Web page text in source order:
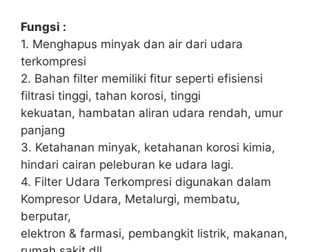
Fungsi :
1. Menghapus minyak dan air dari udara
terkompresi
2. Bahan filter memiliki fitur seperti efisiensi
filtrasi tinggi, tahan korosi, tinggi
kekuatan, hambatan aliran udara rendah, umur
panjang
3. Ketahanan minyak, ketahanan korosi kimia,
hindari cairan peleburan ke udara lagi.
4. Filter Udara Terkompresi digunakan dalam
Kompresor Udara, Metalurgi, membatu,
berputar,
elektron & farmasi, pembangkit listrik, makanan,